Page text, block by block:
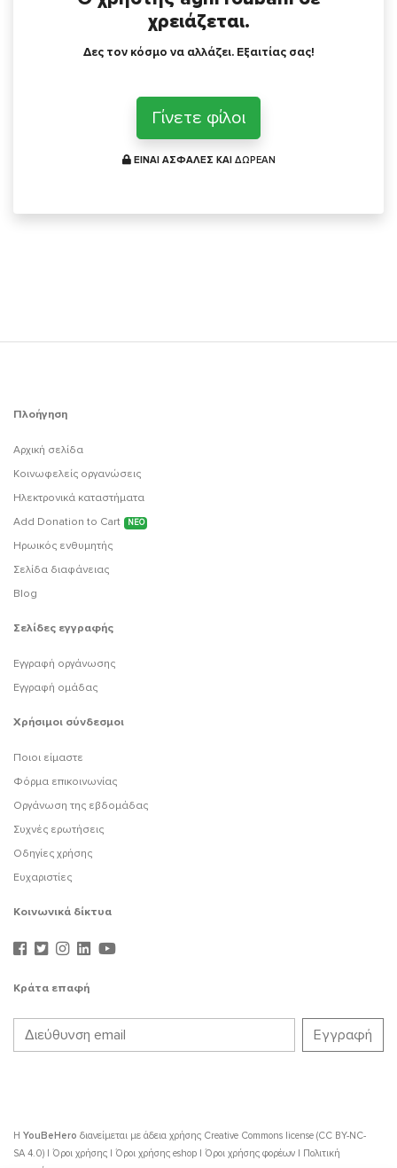
χρειάζεται.
Δες τον κόσμο να αλλάζει. Εξαιτίας σας!
Γίνετε φίλοι
ΕΙΝΑΙ ΑΣΦΑΛΕΣ ΚΑΙ ΔΩΡΕΑΝ
Πλοήγηση
Αρχική σελίδα
Κοινωφελείς οργανώσεις
Ηλεκτρονικά καταστήματα
Add Donation to Cart
ΝΕΟ
Ηρωικός ενθυμητής
Σελίδα διαφάνειας
Blog
Σελίδες εγγραφής
Εγγραφή οργάνωσης
Εγγραφή ομάδας
Χρήσιμοι σύνδεσμοι
Ποιοι είμαστε
Φόρμα επικοινωνίας
Οργάνωση της εβδομάδας
Συχνές ερωτήσεις
Οδηγίες χρήσης
Ευχαριστίες
Κοινωνικά δίκτυα
Κράτα επαφή
Η YouBeHero διανείμεται με άδεια χρήσης Creative Commons license (CC BY-NC-
SA 4.0)
Όροι χρήσης Όροι χρήσης eshop Όροι χρήσης φορέων
Πολιτική